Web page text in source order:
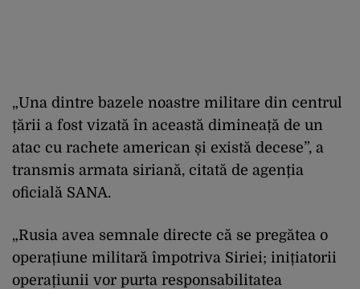
„Una dintre bazele noastre militare din centrul
țării a fost vizată în această dimineață de un
atac cu rachete american și există decese”, a
transmis armata siriană, citată de agenția
oficială SANA.
„Rusia avea semnale directe că se pregătea o
operațiune militară împotriva Siriei; inițiatorii
operațiunii vor purta responsabilitatea